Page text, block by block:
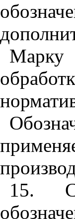
Марку
15.